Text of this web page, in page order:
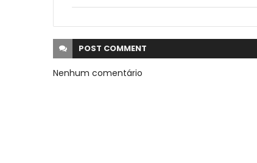
POST COMMENT
Nenhum comentário